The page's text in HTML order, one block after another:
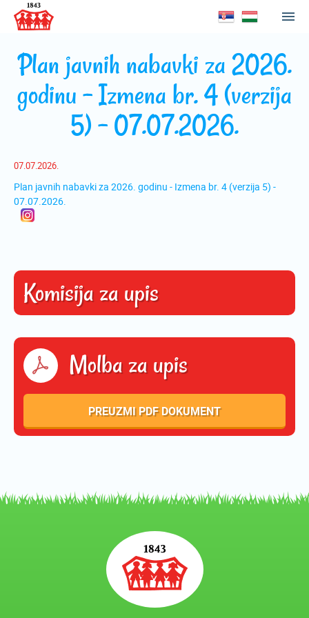
Plan javnih nabavki za 2026.
godinu - Izmena br. 4 (verzija
5) - 07.07.2026.
07.07.2026.
Plan javnih nabavki za 2026. godinu - Izmena br. 4 (verzija 5) -
07.07.2026.
Komisija za upis
Molba za upis
PREUZMI PDF DOKUMENT